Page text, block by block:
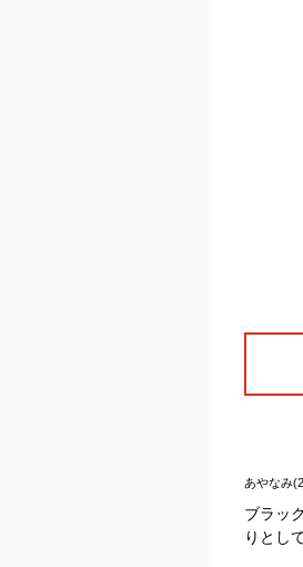
あやなみ
ブラッ
りとし